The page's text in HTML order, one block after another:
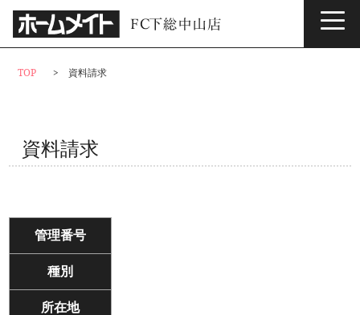
TOP 資料請求
資料請求
管理番号
種別
所在地